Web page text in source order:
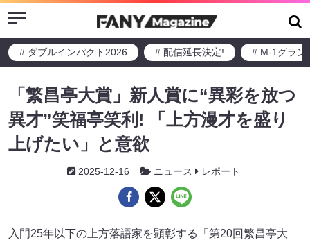
Menu
# ダブルインパクト2026 # 配信延長決定! # M-1グラン
「繁昌亭大賞」新人賞に“異彩を放つ
異才”笑福亭笑利! 「上方漫才を盛り
上げたい」と意欲
2025-12-16 ニュース レポート
入門25年以下の上方落語家を顕彰する「第20回繁昌亭大